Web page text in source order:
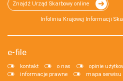
Znajdź Urząd Skarbowy online
Infolinia Krajowej Informacji
e-file
kontakt o nas opinie
informacje prawne
mapa serwisu